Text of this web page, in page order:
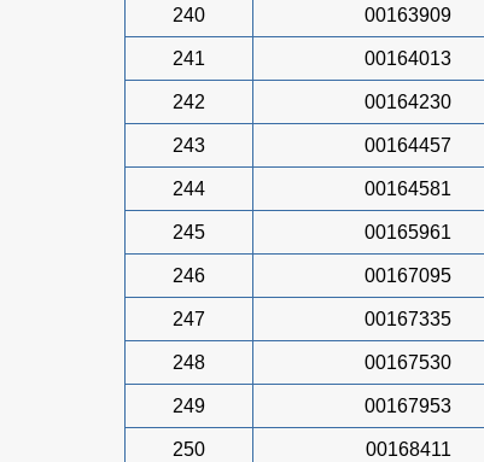
240 00163909
241 00164013
242 00164230
243 00164457
244 00164581
245 00165961
246 00167095
247 00167335
248 00167530
249 00167953
250 00168411